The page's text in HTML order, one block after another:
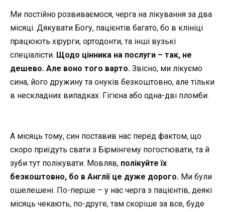
Ми постійно розвиваємося, черга на лікування за два
місяці. Дякувати Богу, пацієнтів багато, бо в клініці
працюють хірурги, ортодонти, та інші вузькі
спеціалісти. Щодо цінника на послуги – так, не
дешево. Але воно того варто. Звісно, ми лікуємо
сина, його дружину та онуків безкоштовно, але тільки
в нескладних випадках. Гігієна або одна-дві пломби.
А місяць тому, син поставив нас перед фактом, що
скоро приїдуть свати з Бірмінгему погостювати, та й
зуби тут полікувати. Мовляв, полікуйте їх
безкоштовно, бо в Англії це дуже дорого. Ми були
ошелешені. По-перше – у нас черга з пацієнтів, деякі
місяць чекають, по-друге, там скоріше за все, буде